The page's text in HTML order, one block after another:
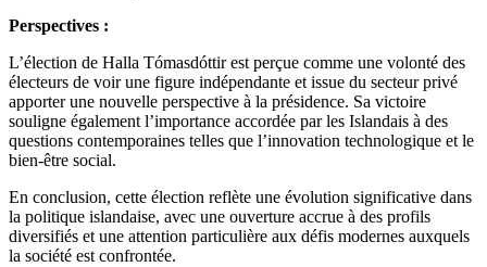
Perspectives :
L’élection de Halla Tómasdóttir est perçue comme une volonté des
électeurs de voir une figure indépendante et issue du secteur privé
apporter une nouvelle perspective à la présidence. Sa victoire
souligne également l’importance accordée par les Islandais à des
questions contemporaines telles que l’innovation technologique et le
bien-être social.
En conclusion, cette élection reflète une évolution significative dans
la politique islandaise, avec une ouverture accrue à des profils
diversifiés et une attention particulière aux défis modernes auxquels
la société est confrontée.